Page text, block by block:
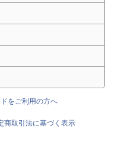
をご利用の方へ
商取引法に基づく表示